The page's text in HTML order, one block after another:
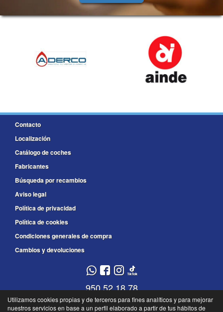
Contacto
Localización
Catálogo de coches
Fabricantes
Búsqueda por recambios
Aviso legal
Política de privacidad
Política de cookies
Condiciones generales de compra
Cambios y devoluciones
950 52 18 78
950 52 18 79
Utilizamos cookies propias y de terceros para fines analíticos y para mejorar
nuestros servicios en base a un perfil elaborado a partir de tus hábitos de